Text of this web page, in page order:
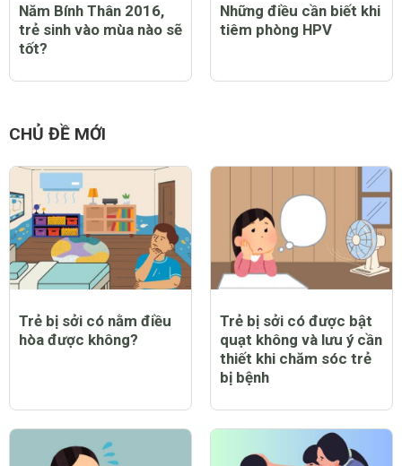
Năm Bính Thân 2016,
trẻ sinh vào mùa nào sẽ
tốt?
Những điều cần biết khi
tiêm phòng HPV
CHỦ ĐỀ MỚI
Trẻ bị sởi có nằm điều
hòa được không?
Trẻ bị sởi có được bật
quạt không và lưu ý cần
thiết khi chăm sóc trẻ
bị bệnh